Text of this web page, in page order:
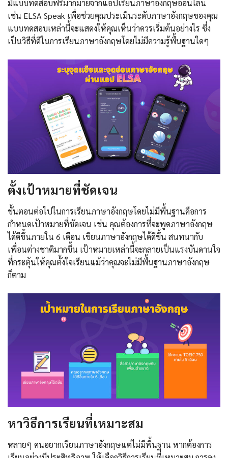
มีแบบทดสอบฟรีมากมายจากแอปเรียนภาษาอังกฤษออนไลน์
เช่น ELSA Speak เพื่อช่วยคุณประเมินระดับภาษาอังกฤษของคุณ
แบบทดสอบเหล่านี้จะแสดงให้คุณเห็นว่าควรเริ่มต้นอย่างไร ซึ่ง
เป็นวิธีที่ดีในการเรียนภาษาอังกฤษโดยไม่มีความรู้พื้นฐานใดๆ
ตั้งเป้าหมายที่ชัดเจน
ขั้นตอนต่อไปในการเรียนภาษาอังกฤษโดยไม่มีพื้นฐานคือการ
กำหนดเป้าหมายที่ชัดเจน เช่น คุณต้องการที่จะพูดภาษาอังกฤษ
ได้ดีขึ้นภายใน 6 เดือน เขียนภาษาอังกฤษได้ดีขึ้น สนทนากับ
เพื่อนต่างชาติมากขึ้น เป้าหมายเหล่านี้จะกลายเป็นแรงบันดานใจ
ที่กระตุ้นให้คุณตั้งใจเรียนแม้ว่าคุณจะไม่มีพื้นฐานภาษาอังกฤษ
ก็ตาม
หาวิธีการเรียนที่เหมาะสม
หลายๆ คนอยากเรียนภาษาอังกฤษแต่ไม่มีพื้นฐาน หากต้องการ